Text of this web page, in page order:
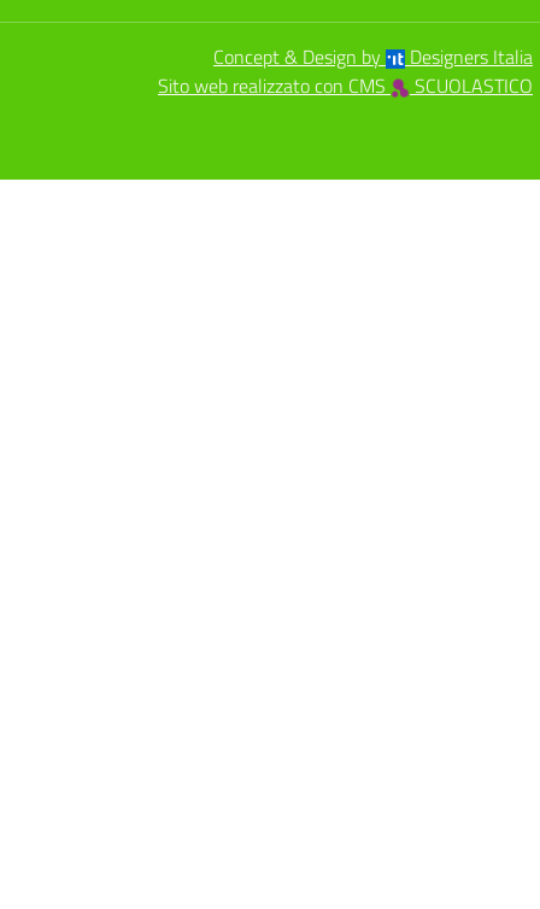
Concept & Design by
Designers Italia
Sito web realizzato con CMS
SCUOLASTICO